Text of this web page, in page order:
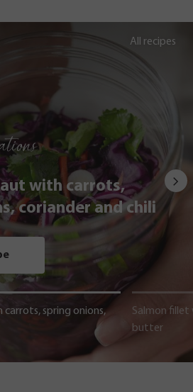
with carrots,
coriander and chili
carrots, spring onions,
Salmon fillet
butter
All recipes